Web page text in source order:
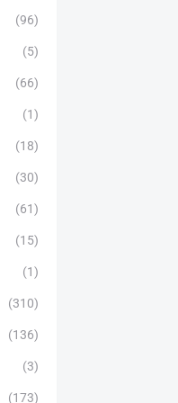
(96)
(5)
(66)
(1)
(18)
(30)
(61)
(15)
(1)
(310)
(136)
(3)
(173)